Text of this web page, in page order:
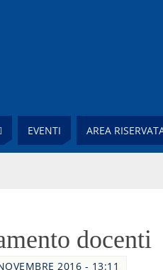
EVENTI AREA
docenti
2016 - 13:11